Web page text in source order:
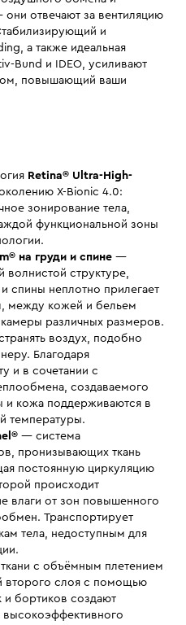
отвечают за вентиляцию
и
а также идеальная
Bund и IDEO, усиливают
повышающий ваши
Retina® Ultra-High-
X-Bionic 4.0:
зонирование тела,
функциональной зоны
® на груди и спине —
волнистой структуре,
спины неплотно прилегает
между кожей и бельем
различных размеров.
воздух, подобно
Благодаря
и в сочетании с
создаваемого
кожа поддерживаются в
температуры.
— система
пронизывающих ткань
постоянную циркуляцию
происходит
влаги от зон повышенного
Транспортирует
тела, недоступным для
с объёмным плетением
второго слоя с помощью
и бортиков создают